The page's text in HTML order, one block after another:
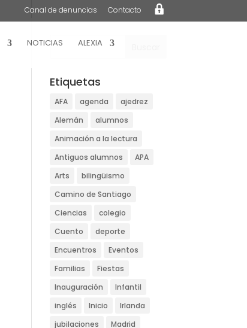
Canal de denuncias Contacto
g
NOTICIAS ALEXIA
Etiquetas
AFA agenda
ajedrez
Alemán
alumnos
Animación a la lectura
Antiguos alumnos
APA
Arts
bilingüismo
Camino de Santiago
Ciencias
colegio
Cuento
deporte
Encuentros
Eventos
Familias
Fiestas
Inauguración
Infantil
inglés
Inicio
Irlanda
jubilaciones
Madrid